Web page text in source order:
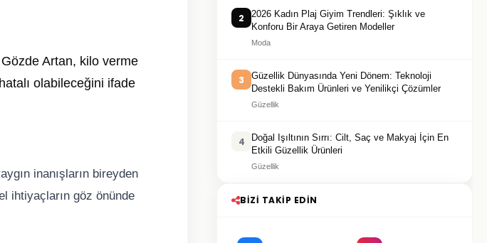
Artan, kilo verme
olabileceğini ifade
inanışların bireyden
ihtiyaçların göz önünde
2
2026 Kadın Plaj Giyim Trendleri: Şıklık ve
Konforu Bir Araya Getiren Modeller
Moda
3
Güzellik Dünyasında Yeni Dönem: Teknoloji
Destekli Bakım Ürünleri ve Yenilikçi Çözümler
Güzellik
4
Doğal Işıltının Sırrı: Cilt, Saç ve Makyaj İçin En
Etkili Güzellik Ürünleri
Güzellik
BIZI TAKIP EDIN